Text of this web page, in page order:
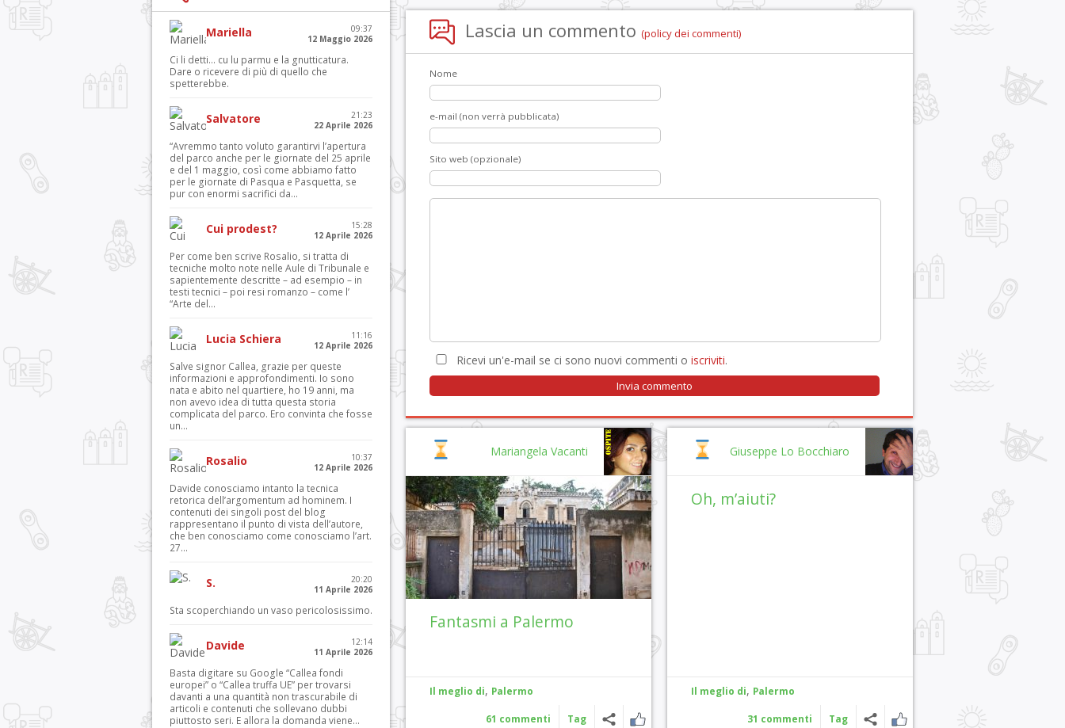
Lascia un commento (policy dei commenti)
Nome
e-mail (non verrà pubblicata)
Sito web (opzionale)
Ricevi un'e-mail se ci sono nuovi commenti o iscriviti.
Giuseppe Lo Bocchiaro
Oh, m’aiuti?
Il meglio di, Palermo
31 commenti Tag
Mariangela Vacanti
Fantasmi a Palermo
Il meglio di, Palermo
61 commenti Tag
Mariella
09:37
12 Maggio 2026
Ci li detti… cu lu parmu e la gnutticatura.
Dare o ricevere di più di quello che
spetterebbe.
Salvatore
21:23
22 Aprile 2026
“Avremmo tanto voluto garantirvi l’apertura
del parco anche per le giornate del 25 aprile
e del 1 maggio, così come abbiamo fatto
per le giornate di Pasqua e Pasquetta, se
pur con enormi sacrifici da...
Cui prodest?
15:28
12 Aprile 2026
Per come ben scrive Rosalio, si tratta di
tecniche molto note nelle Aule di Tribunale e
sapientemente descritte – ad esempio – in
testi tecnici – poi resi romanzo – come l’
“Arte del...
Lucia Schiera
11:16
12 Aprile 2026
Salve signor Callea, grazie per queste
informazioni e approfondimenti. Io sono
nata e abito nel quartiere, ho 19 anni, ma
non avevo idea di tutta questa storia
complicata del parco. Ero convinta che fosse
un...
Rosalio
10:37
12 Aprile 2026
Davide conosciamo intanto la tecnica
retorica dell’argomentum ad hominem. I
contenuti dei singoli post del blog
rappresentano il punto di vista dell’autore,
che ben conosciamo come conosciamo l’art.
27...
S.
20:20
11 Aprile 2026
Sta scoperchiando un vaso pericolosissimo.
Davide
12:14
11 Aprile 2026
Basta digitare su Google “Callea fondi
europei” o “Callea truffa UE” per trovarsi
davanti a una quantità non trascurabile di
articoli e contenuti che sollevano dubbi
piuttosto seri. E allora la domanda viene...